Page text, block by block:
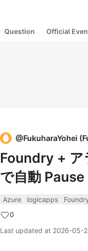
Question Official
@FukuharaYohei (
Foundry + ア
で自動 Pause
Azure logicapps
0
Last updated at 2026-05-